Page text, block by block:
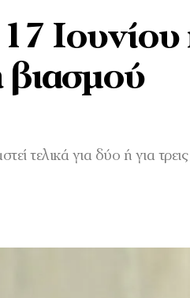
Ιουνίου
βιασμού
τελικά για δύο ή για